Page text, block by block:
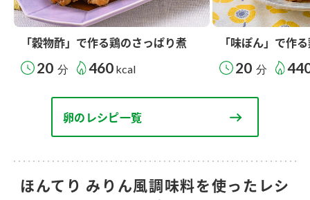
「穀物酢」で作る鶏のさっぱり煮
20 分 460 kcal
「味ぽん」で作
20 分
卵のレシピ一覧
ほんてり みりん風調味料を使ったレシ